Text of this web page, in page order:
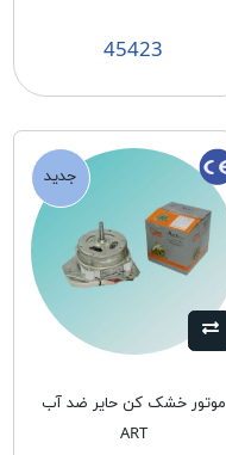
45423
جدید
موتور خشک كن حاير ضد آب
ART